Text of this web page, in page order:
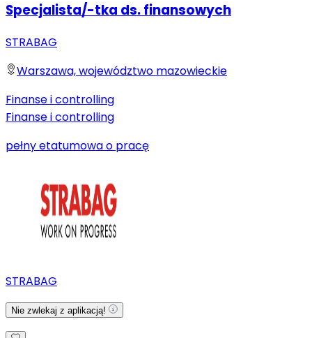
Specjalista/-tka ds. finansowych
STRABAG
Warszawa, województwo mazowieckie
Finanse i controlling
Finanse i controlling
pełny etatumowa o pracę
STRABAG
Nie zwlekaj z aplikacją!